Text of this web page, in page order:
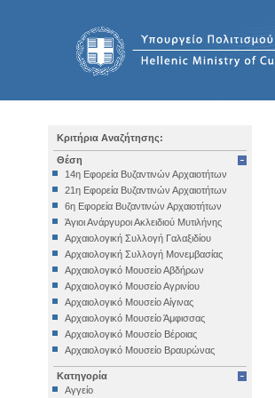
Κριτήρια Αναζήτησης:
Θέση
14η Εφορεία Βυζαντινών Αρχαιοτήτων
21η Εφορεία Βυζαντινών Αρχαιοτήτων
6η Εφορεία Βυζαντινών Αρχαιοτήτων
Άγιοι Ανάργυροι Ακλειδιού Μυτιλήνης
Αρχαιολογική Συλλογή Γαλαξιδίου
Αρχαιολογική Συλλογή Μονεμβασίας
Αρχαιολογικό Μουσείο Αβδήρων
Αρχαιολογικό Μουσείο Αγρινίου
Αρχαιολογικό Μουσείο Αίγινας
Αρχαιολογικό Μουσείο Άμφισσας
Αρχαιολογικό Μουσείο Βέροιας
Αρχαιολογικό Μουσείο Βραυρώνας
Αρχαιολογικό Μουσείο Δελφών
Αρχαιολογικό Μουσείο Ηγουμενίτσας
Κατηγορία
Αγγείο